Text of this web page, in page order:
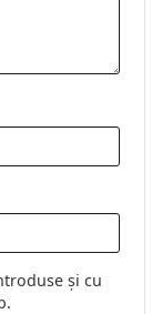
și cu